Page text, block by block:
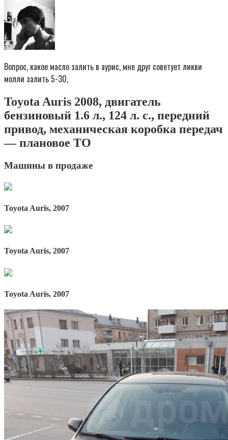
Вопрос, какое масло залить в аурис, мне друг советует ликви
молли залить 5-30,
Toyota Auris 2008, двигатель
бензиновый 1.6 л., 124 л. с., передний
привод, механическая коробка передач
— плановое ТО
Машины в продаже
Toyota Auris, 2007
Toyota Auris, 2007
Toyota Auris, 2007